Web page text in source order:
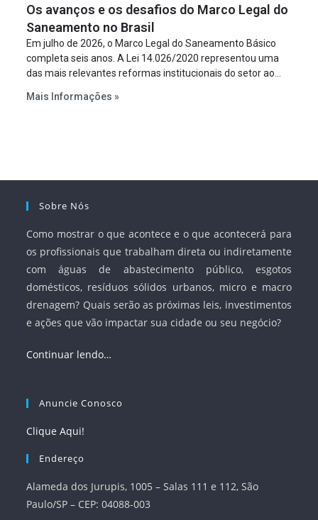
projeto a projeto.
Os avanços e os desafios do Marco Legal do
Saneamento no Brasil
Em julho de 2026, o Marco Legal do Saneamento Básico
completa seis anos. A Lei 14.026/2020 representou uma
das mais relevantes reformas institucionais do setor ao
serviços, ampliar a participação da iniciativa privada,
Mais Informações »
Sobre Nós
Como mostrar o que acontece e o que acontecerá para
os profissionais que trabalham direta ou indiretamente
com águas de abastecimento público, esgotos
domésticos, resíduos sólidos urbanos, micro e macro
drenagem? Quais serão as próximas leis, investimentos
e ações que vão impactar sua cidade ou seu negócio?
Continuar lendo…
Anuncie Conosco
Clique Aqui!
Endereço
Alameda dos Jurupis, 1005 – Salas 111 e 112, São
Paulo/SP – CEP: 04088-003